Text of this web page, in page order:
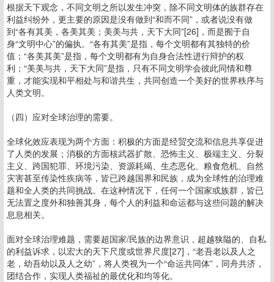
根据天下观念，不同文明之所以发生冲突，除不同文明体的族群存在
利益纠纷外，更主要的原因是没有做到“和而不同”，或者说没有做
到“各有其美，各美其美；美美与共，天下大同”[26]，而是囿于自
身“文明中心”的偏执。“各有其美”是指，每个文明都有其独特的价
值；“各美其美”是指，每个文明都有为自身合法性进行辩护的权
利；“美美与共，天下大同”是指，只有不同文明学会彼此同情和尊
重，才能实现和平相处与和谐共生，共同创造一个美好的世界秩序与
人类文明。
（四）应对全球治理的需要。
全球化效应表现为两个方面：积极的方面是经贸交流和信息共享促进
了人类的发展；消极的方面核武器扩散、恐怖主义、极端主义、分裂
主义、跨国犯罪、环境污染、资源耗竭、生态恶化、粮食危机、自然
灾害甚至传染性疾病等，皆已跨越国界和民族，成为全球性的治理难
题和全人类的共同挑战。在这种情况下，任何一个国家或族群，皆已
无法置之度外和独善其身，每个人的利益和命运都与这些问题的解决
息息相关。
面对全球治理难题，需要超国家/民族的边界意识，超越狭隘的、自私
的利益诉求，以宏大的天下尺度或世界尺度[27]，“老吾老以及人之
老，幼吾幼以及人之幼”，将人类视为一个“命运共同体”，同舟共济，
团结合作，实现人类福祉的最优化和均等化。